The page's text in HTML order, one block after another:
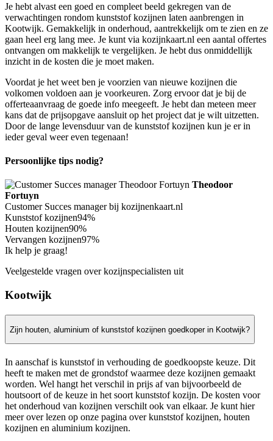
Je hebt alvast een goed en compleet beeld gekregen van de
verwachtingen rondom kunststof kozijnen laten aanbrengen in
Kootwijk. Gemakkelijk in onderhoud, aantrekkelijk om te zien en ze
gaan heel erg lang mee. Je kunt via kozijnkaart.nl een aantal offertes
ontvangen om makkelijk te vergelijken. Je hebt dus onmiddellijk
inzicht in de kosten die je moet maken.
Voordat je het weet ben je voorzien van nieuwe kozijnen die
volkomen voldoen aan je voorkeuren. Zorg ervoor dat je bij de
offerteaanvraag de goede info meegeeft. Je hebt dan meteen meer
kans dat de prijsopgave aansluit op het project dat je wilt uitzetten.
Door de lange levensduur van de kunststof kozijnen kun je er in
ieder geval weer even tegenaan!
Persoonlijke tips nodig?
Theodoor
Fortuyn
Customer Succes manager bij kozijnenkaart.nl
Kunststof kozijnen94%
Houten kozijnen90%
Vervangen kozijnen97%
Ik help je graag!
Veelgestelde vragen over kozijnspecialisten uit
Kootwijk
Zijn houten, aluminium of kunststof kozijnen goedkoper in Kootwijk?
In aanschaf is kunststof in verhouding de goedkoopste keuze. Dit
heeft te maken met de grondstof waarmee deze kozijnen gemaakt
worden. Wel hangt het verschil in prijs af van bijvoorbeeld de
houtsoort of de keuze in het soort kunststof kozijn. De kosten voor
het onderhoud van kozijnen verschilt ook van elkaar. Je kunt hier
meer over lezen op onze pagina over kunststof kozijnen, houten
kozijnen en aluminium kozijnen.